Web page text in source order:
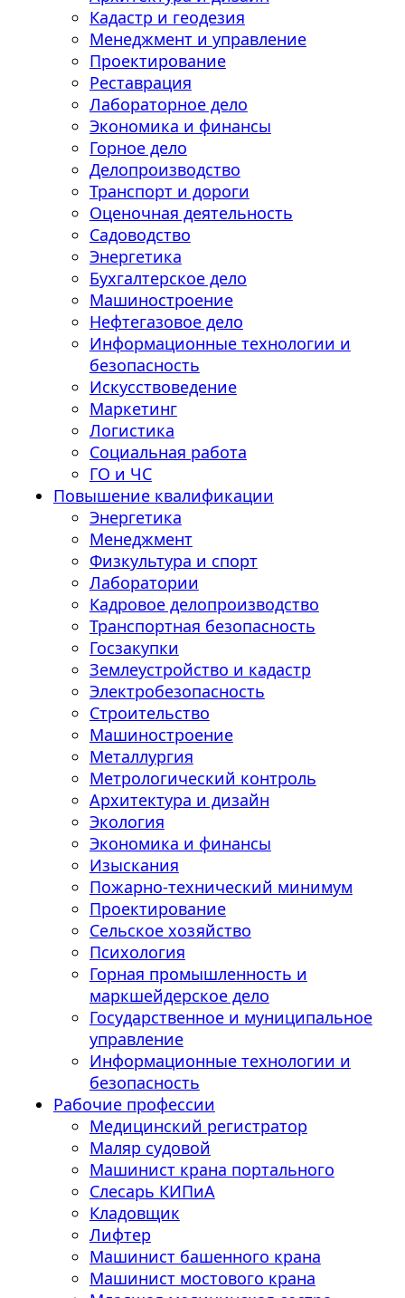
Кадастр и геодезия
Менеджмент и управление
Проектирование
Реставрация
Лабораторное дело
Экономика и финансы
Горное дело
Делопроизводство
Транспорт и дороги
Оценочная деятельность
Садоводство
Энергетика
Бухгалтерское дело
Машиностроение
Нефтегазовое дело
Информационные технологии и
безопасность
Искусствоведение
Маркетинг
Логистика
Социальная работа
ГО и ЧС
Повышение квалификации
Энергетика
Менеджмент
Физкультура и спорт
Лаборатории
Кадровое делопроизводство
Транспортная безопасность
Госзакупки
Землеустройство и кадастр
Электробезопасность
Строительство
Машиностроение
Металлургия
Метрологический контроль
Архитектура и дизайн
Экология
Экономика и финансы
Изыскания
Пожарно-технический минимум
Проектирование
Сельское хозяйство
Психология
Горная промышленность и
маркшейдерское дело
Государственное и муниципальное
управление
Информационные технологии и
безопасность
Рабочие профессии
Медицинский регистратор
Маляр судовой
Машинист крана портального
Слесарь КИПиА
Кладовщик
Лифтер
Машинист башенного крана
Машинист мостового крана